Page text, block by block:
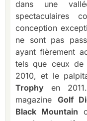
dans une
spectaculaires
conception
ne sont pas
ayant fièrement
tels que ceux de
2010, et le
Trophy en
magazine Golf
Black Mountain